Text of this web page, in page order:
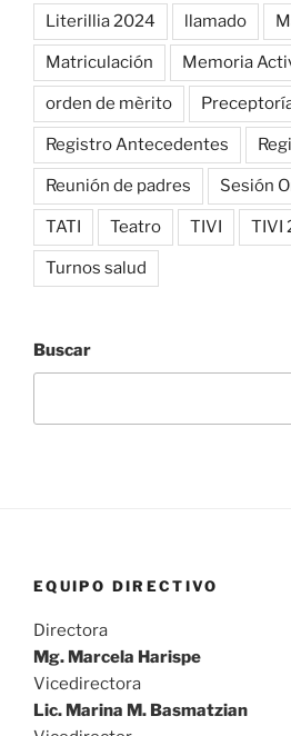
Literillia 2024 llamado
Matriculación Memoria
orden de mèrito
Registro Antecedentes
Reunión de padres Sesión
TATI Teatro TIVI TIVI
Turnos salud
Buscar
EQUIPO DIRECTIVO
Directora
Mg. Marcela Harispe
Vicedirectora
Lic. Marina M. Basmatzian